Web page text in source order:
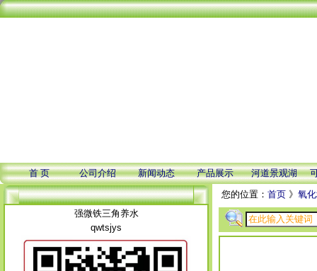
首 页 公司介绍 新闻动态 产品展示 河道景观湖
强微铁三角养水
qwtsjys
您的位置： 首页 》 氧